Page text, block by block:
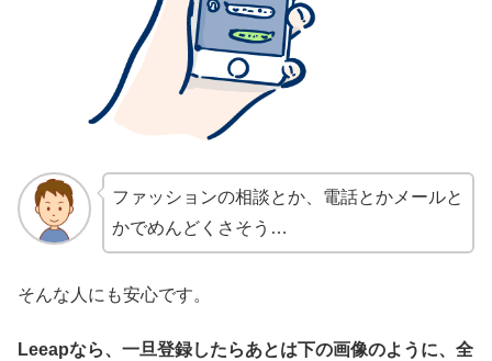
ファッションの相談とか、電話とかメールと
かでめんどくさそう…
そんな人にも安心です。
Leeapなら、一旦登録したらあとは下の画像のように、全